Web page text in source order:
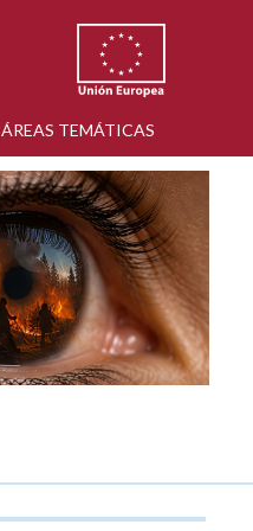
ÁREAS TEMÁTICAS